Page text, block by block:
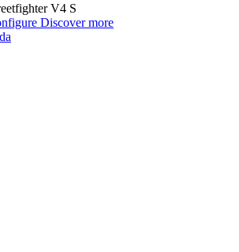
V4 S
Discover more